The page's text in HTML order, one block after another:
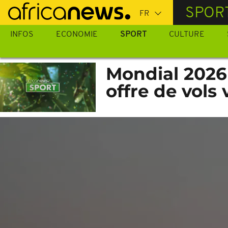
Passer
au
contenu
INFOS ECONOMIE SPORT CULTURE
Mondial
offre de vols